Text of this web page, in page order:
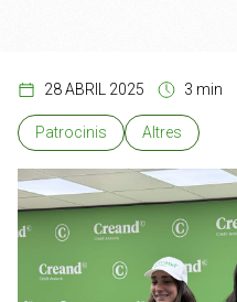
28 ABRIL 2025 3 min
Patrocinis Altres